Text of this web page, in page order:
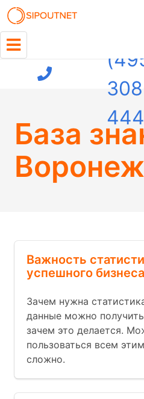
База
Важность
успешного бизнеса
Зачем нужна
данные можно
зачем это делается.
пользоваться всем
сложно.